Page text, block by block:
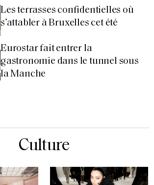
Les terrasses confidentielles où
s’attabler à Bruxelles cet été
Eurostar fait entrer la
gastronomie dans le tunnel sous
la Manche
Culture